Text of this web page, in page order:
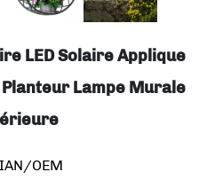
LED Solaire Applique
Lampe Murale
OEM